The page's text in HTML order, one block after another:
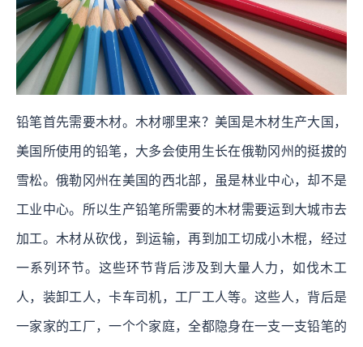
铅笔首先需要木材。木材哪里来？美国是木材生产大国，
美国所使用的铅笔，大多会使用生长在俄勒冈州的挺拔的
雪松。俄勒冈州在美国的西北部，虽是林业中心，却不是
工业中心。所以生产铅笔所需要的木材需要运到大城市去
加工。木材从砍伐，到运输，再到加工切成小木棍，经过
一系列环节。这些环节背后涉及到大量人力，如伐木工
人，装卸工人，卡车司机，工厂工人等。这些人，背后是
一家家的工厂，一个个家庭，全都隐身在一支一支铅笔的